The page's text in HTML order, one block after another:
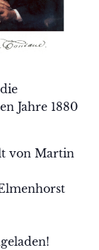
Jahre 1880
von Martin